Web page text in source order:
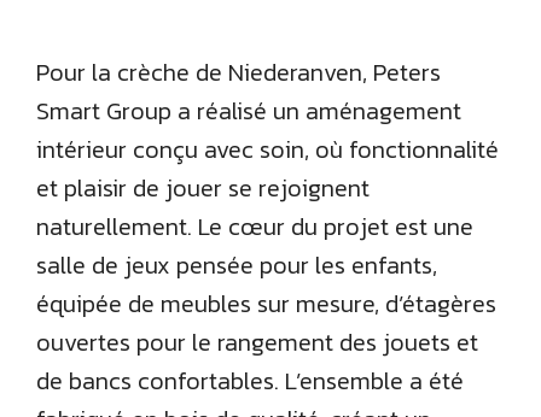
Pour la crèche de Niederanven, Peters
Smart Group a réalisé un aménagement
intérieur conçu avec soin, où fonctionnalité
et plaisir de jouer se rejoignent
naturellement. Le cœur du projet est une
salle de jeux pensée pour les enfants,
équipée de meubles sur mesure, d’étagères
ouvertes pour le rangement des jouets et
de bancs confortables. L’ensemble a été